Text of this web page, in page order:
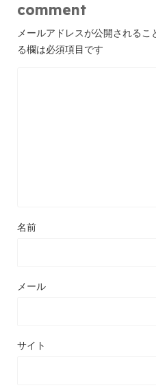
comment
メールアドレスが公開されるこ
る欄は必須項目です
名前
メール
サイト